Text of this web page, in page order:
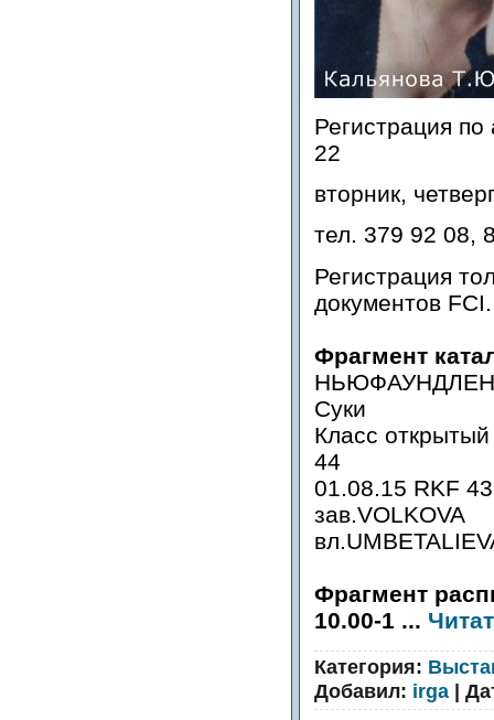
Регистрация
22
вторник,
тел. 379 92 08,
Регистрация
документов
Фрагмент
Суки
Класс открытый
44
01.08.15 RKF
зав.VOLKOVA
Фрагмент
10.00-1 ...
Категория:
Добавил: irga|